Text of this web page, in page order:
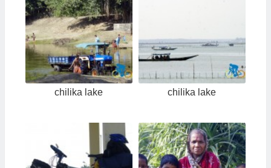
chilika lake chilika lake